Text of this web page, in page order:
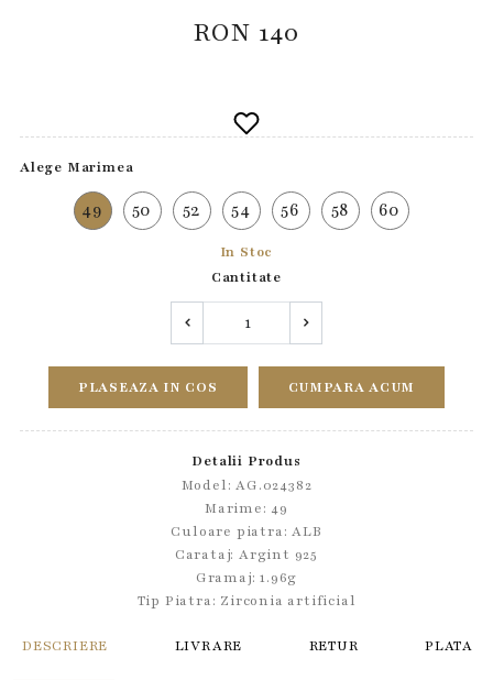
RON 140
Alege Marimea
49 50 52 54 56 58 60
In Stoc
Cantitate
PLASEAZA IN COS CUMPARA ACUM
Detalii Produs
Model: AG.024382
Marime: 49
Culoare piatra: ALB
Carataj: Argint 925
Gramaj: 1.96g
Tip Piatra: Zirconia artificial
DESCRIERE LIVRARE RETUR PLATA